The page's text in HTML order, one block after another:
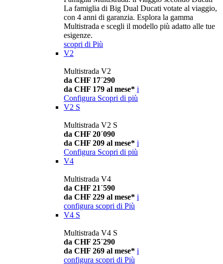
La famiglia di Big Dual Ducati votate al viaggio,
con 4 anni di garanzia. Esplora la gamma
Multistrada e scegli il modello più adatto alle tue
esigenze.
scopri di Più
V2
Multistrada V2
da CHF 17´290
da CHF 179 al mese* i
Configura Scopri di più
V2 S
Multistrada V2 S
da CHF 20´090
da CHF 209 al mese* i
Configura Scopri di più
V4
Multistrada V4
da CHF 21´590
da CHF 229 al mese* i
configura scopri di Più
V4 S
Multistrada V4 S
da CHF 25´290
da CHF 269 al mese* i
configura scopri di Più